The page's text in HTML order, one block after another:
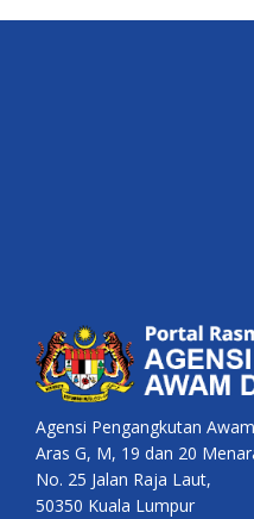
Agensi Pengangkutan
Aras G, M, 19 dan 20
No. 25 Jalan Raja Laut,
50350 Kuala Lumpur